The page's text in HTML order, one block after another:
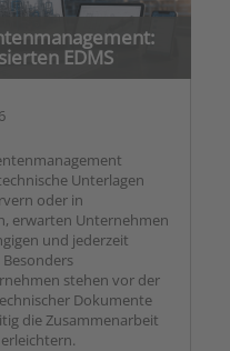
EDMS
Unterlagen
oder in
erwarten Unternehmen
und jederzeit
stehen vor der
Dokumente
die Zusammenarbeit